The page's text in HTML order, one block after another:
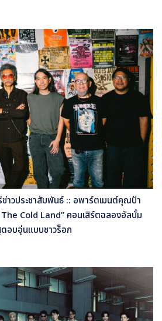
ข่าวประชาสัมพันธ์ :: อพาร์ตเมนต์คุณป้า
Cold Land” คอนเสิร์ตฉลองอัลบั้ม
อบอุ่นแบบชาวร็อก